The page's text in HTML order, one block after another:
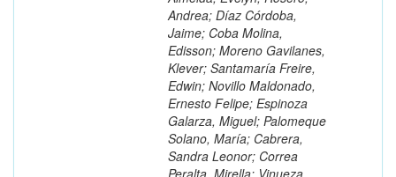
Andrea; Díaz Córdoba,
Jaime; Coba Molina,
Edisson; Moreno Gavilanes,
Klever; Santamaría Freire,
Edwin; Novillo Maldonado,
Ernesto Felipe; Espinoza
Galarza, Miguel; Palomeque
Solano, María; Cabrera,
Sandra Leonor; Correa
Peralta, Mirella; Vinueza